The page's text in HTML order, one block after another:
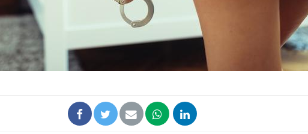
qui
en
Pourquoi votre ventre
gâche-t-il les premiers
jours de vos vacances ?
de